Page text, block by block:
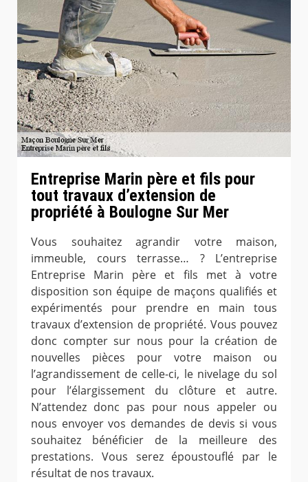
Entreprise Marin père et fils pour
tout travaux d’extension de
propriété à Boulogne Sur Mer
Vous souhaitez agrandir votre maison,
immeuble, cours terrasse… ? L’entreprise
Entreprise Marin père et fils met à votre
disposition son équipe de maçons qualifiés et
expérimentés pour prendre en main tous
travaux d’extension de propriété. Vous pouvez
donc compter sur nous pour la création de
nouvelles pièces pour votre maison ou
l’agrandissement de celle-ci, le nivelage du sol
pour l’élargissement du clôture et autre.
N’attendez donc pas pour nous appeler ou
nous envoyer vos demandes de devis si vous
souhaitez bénéficier de la meilleure des
prestations. Vous serez époustouflé par le
résultat de nos travaux.